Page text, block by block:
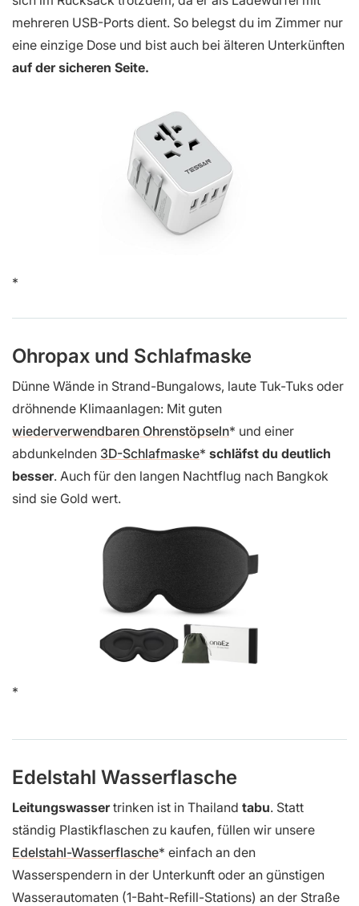
mehreren USB-Ports dient. So belegst du im Zimmer nur
eine einzige Dose und bist auch bei älteren Unterkünften
auf der sicheren Seite.
Ohropax und Schlafmaske
Dünne Wände in Strand-Bungalows, laute Tuk-Tuks oder
dröhnende Klimaanlagen: Mit guten
wiederverwendbaren Ohrenstöpseln
und einer
abdunkelnden 3D-Schlafmaske schläfst du deutlich
besser. Auch für den langen Nachtflug nach Bangkok
sind sie Gold wert.
Edelstahl Wasserflasche
Leitungswassertrinken ist in Thailand tabu. Statt
ständig Plastikflaschen zu kaufen, füllen wir unsere
Edelstahl-Wasserflasche einfach an den
Wasserspendern in der Unterkunft oder an günstigen
Wasserautomaten (1-Baht-Refill-Stations) an der Straße